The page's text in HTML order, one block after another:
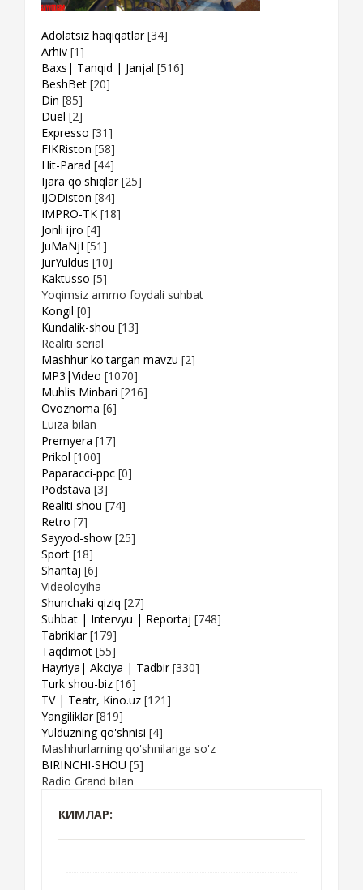
Adolatsiz haqiqatlar [34]
Arhiv [1]
Baxs| Tanqid | Janjal [516]
BeshBet [20]
Din [85]
Duel [2]
Expresso [31]
FIKRiston [58]
Hit-Parad [44]
Ijara qo'shiqlar [25]
IJODiston [84]
IMPRO-TK [18]
Jonli ijro [4]
JuMaNjI [51]
JurYuldus [10]
Kaktusso [5]
Yoqimsiz ammo foydali suhbat
Kongil [0]
Kundalik-shou [13]
Realiti serial
Mashhur ko'targan mavzu [2]
MP3|Video [1070]
Muhlis Minbari [216]
Ovoznoma [6]
Luiza bilan
Premyera [17]
Prikol [100]
Paparacci-ppc [0]
Podstava [3]
Realiti shou [74]
Retro [7]
Sayyod-show [25]
Sport [18]
Shantaj [6]
Videoloyiha
Shunchaki qiziq [27]
Suhbat | Intervyu | Reportaj [748]
Tabriklar [179]
Taqdimot [55]
Hayriya| Akciya | Tadbir [330]
Turk shou-biz [16]
TV | Teatr, Kino.uz [121]
Yangiliklar [819]
Yulduzning qo'shnisi [4]
Mashhurlarning qo'shnilariga so'z
BIRINCHI-SHOU [5]
Radio Grand bilan
КИМЛАР: